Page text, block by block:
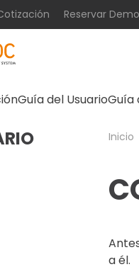
Reservar
Guía del UsuarioGuía
Inicio
a él.